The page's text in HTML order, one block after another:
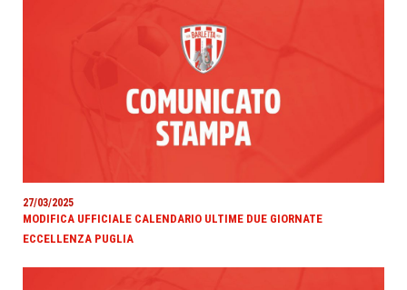
27/03/2025
MODIFICA UFFICIALE CALENDARIO ULTIME DUE GIORNATE
ECCELLENZA PUGLIA